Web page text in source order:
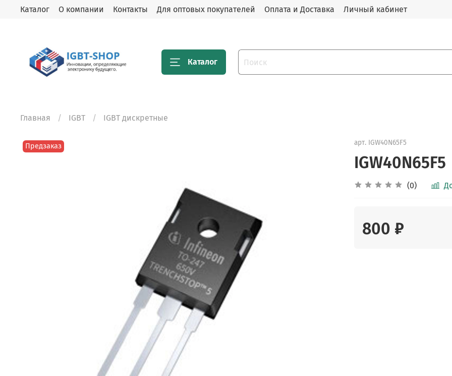
Каталог О компании Контакты Для оптовых покупателей Оплата и Доставка Личный кабинет
Каталог
Главная IGBT IGBT дискретные
Предзаказ арт. IGW40N65F5
IGW40N65F5
(0)
800 ₽